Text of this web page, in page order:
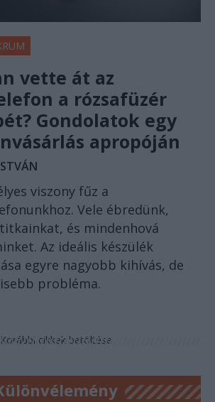
vette át az
a rózsafüzér
Gondolatok egy
apropóján
viszony fűz a
Vele ébredünk,
és mindenhová
Az ideális készülék
egyre nagyobb kihívás, de
probléma.
Korábbi cikkek betöltése